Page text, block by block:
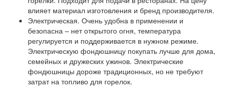
влияет материал изготовления и бренд производителя.
Электрическая. Очень удобна в применении и
безопасна – нет открытого огня, температура
регулируется и поддерживается в нужном режиме.
Электрическую фондюшницу покупать лучше для дома,
семейных и дружеских ужинов. Электрические
фондюшницы дороже традиционных, но не требуют
затрат на топливо для горелок.